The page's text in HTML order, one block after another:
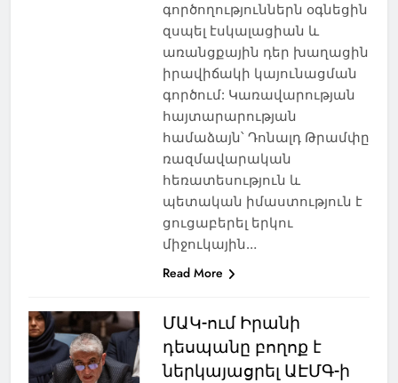
գործողություններն օգնեցին
զսպել էսկալացիան և
առանցքային դեր խաղացին
իրավիճակի կայունացման
գործում: Կառավարության
հայտարարության
համաձայն՝ Դոնալդ Թրամփը
ռազմավարական
հեռատեսություն և
պետական իմաստություն է
ցուցաբերել երկու
միջուկային…
Read More
ՄԱԿ-ում Իրանի
դեսպանը բողոք է
ներկայացրել ԱԷՄԳ-ի